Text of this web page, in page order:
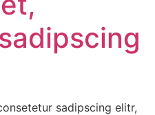
sadipscing elitr,